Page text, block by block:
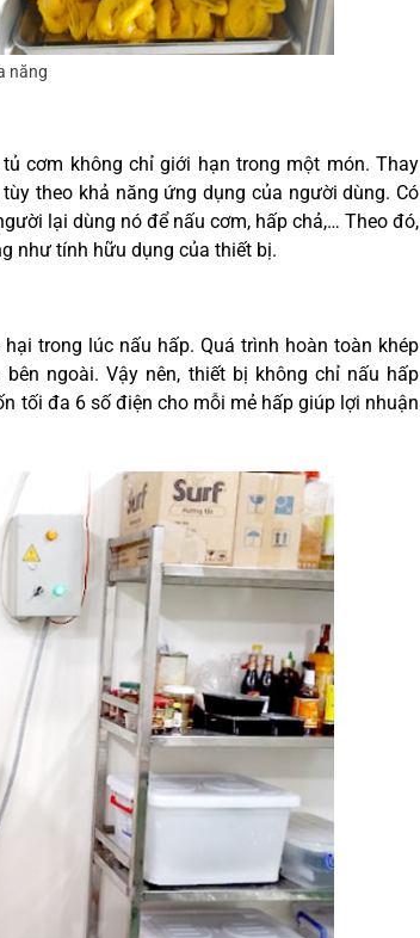
năng
cơm không chỉ giới hạn trong một món. Thay
theo khả năng ứng dụng của người dùng. Có
lại dùng nó để nấu cơm, hấp chả,… Theo đó,
như tính hữu dụng của thiết bị.
trong lúc nấu hấp. Quá trình hoàn toàn khép
ngoài. Vậy nên, thiết bị không chỉ nấu hấp
tối đa 6 số điện cho mỗi mẻ hấp giúp lợi nhuận